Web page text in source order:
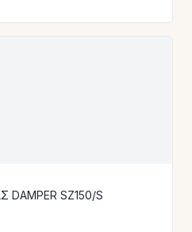
SZ150/S